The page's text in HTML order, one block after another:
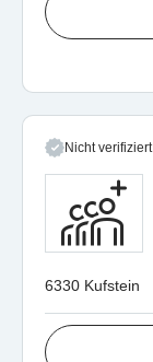
Nicht verifiziert
6330 Kufstein